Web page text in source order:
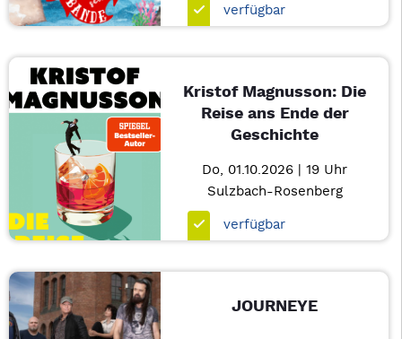
verfügbar
Kristof Magnusson: Die
Reise ans Ende der
Geschichte
Do, 01.10.2026 | 19 Uhr
Sulzbach-Rosenberg
verfügbar
JOURNEYE